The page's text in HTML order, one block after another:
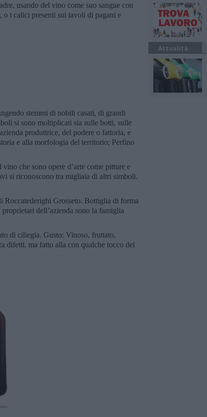
usando del vino come suo sangue con
i calici presenti sui tavoli di pagani e
stemmi di nobili casati, di grandi
si sono moltiplicati sia sulle botti, sulle
produttrice, del podere o fattoria, e
e alla morfologia del territorio; Perfino
che sono opere d’arte come pitture e
si riconoscono tra migliaia di altri simboli.
Grosseto. Bottiglia di forma
dell’azienda sono la famiglia
di ciliegia. Gusto: Vinoso, fruttato,
difetti, ma fatto alla con qualche tocco del
Attualità